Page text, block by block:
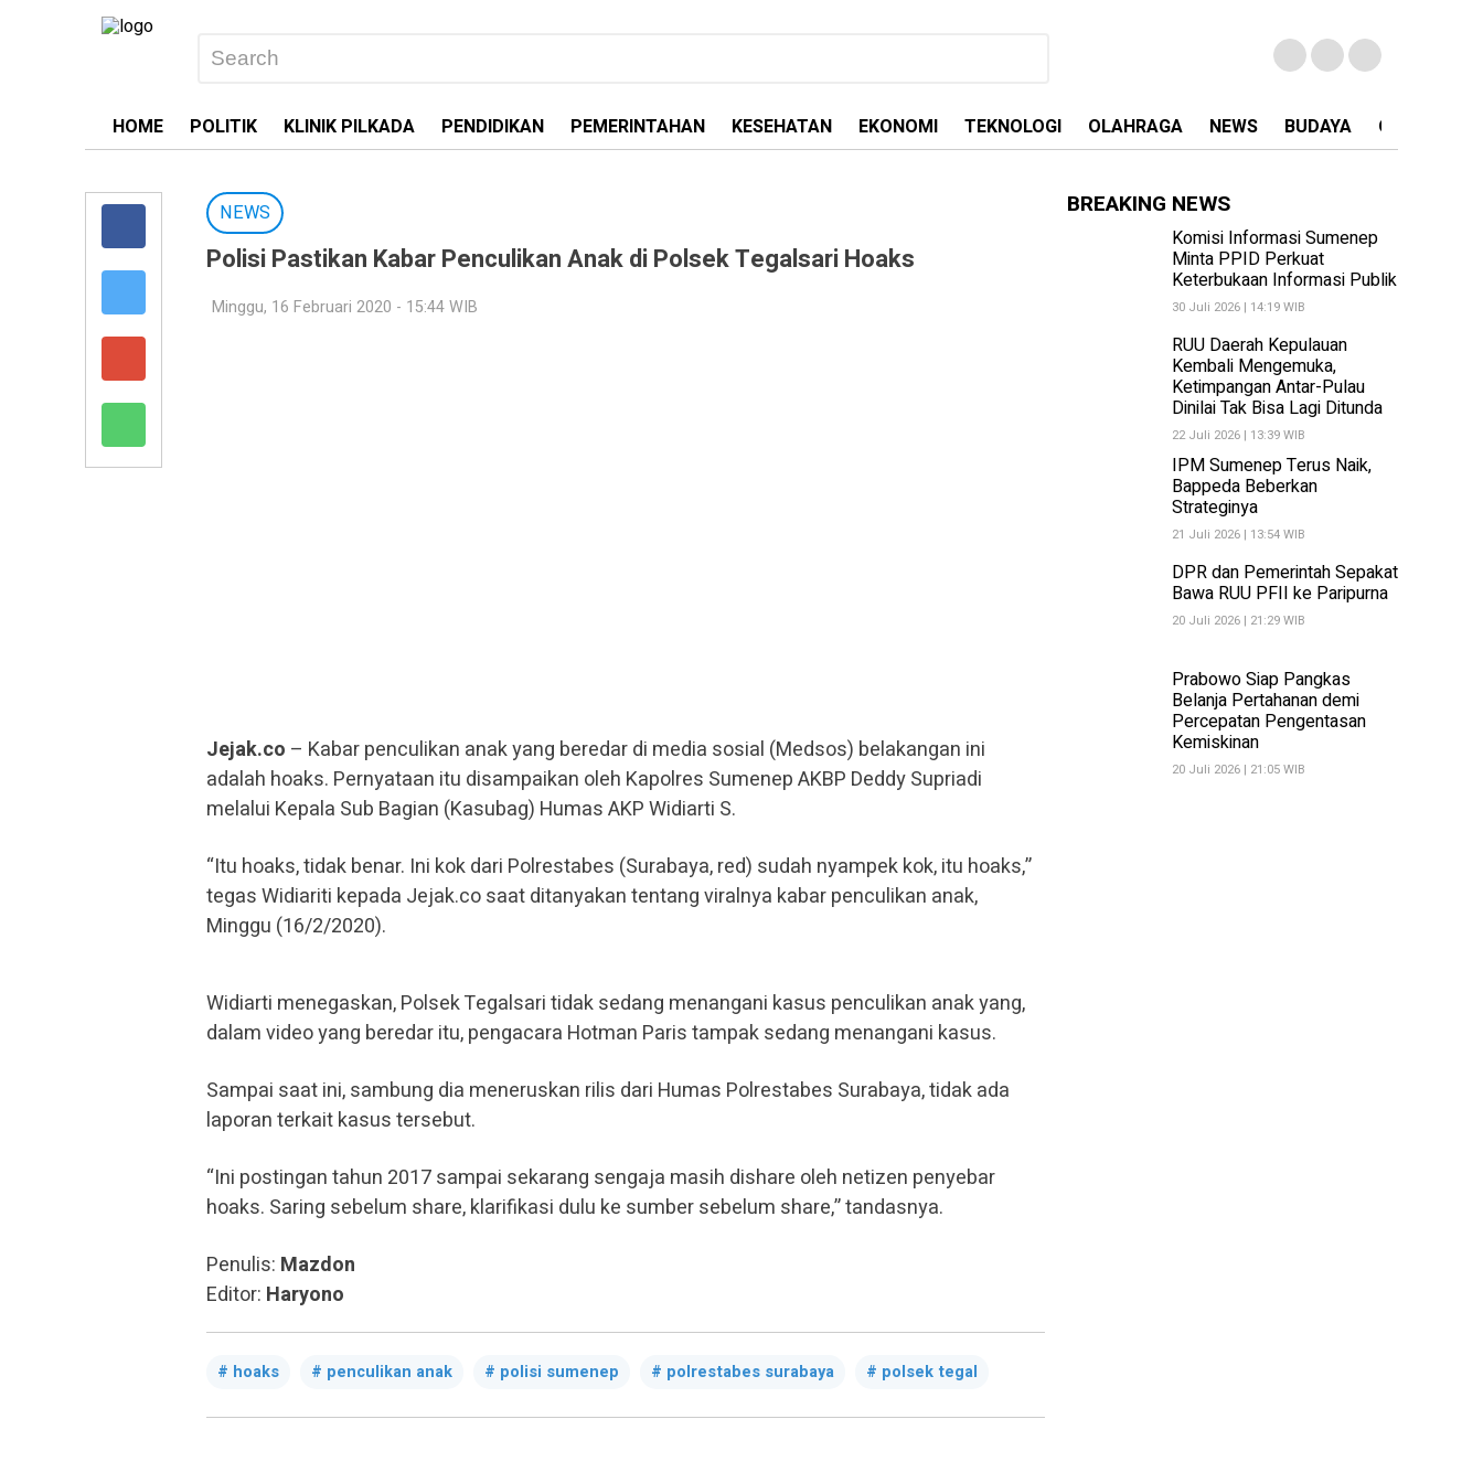
HOME POLITIK KLINIK PILKADA PENDIDIKAN PEMERINTAHAN KESEHATAN EKONOMI TEKNOLOGI OLAHRAGA NEWS BUDAYA OPINI
NEWS
Polisi Pastikan Kabar Penculikan Anak di Polsek Tegalsari Hoaks
Minggu, 16 Februari 2020 - 15:44 WIB
Jejak.co – Kabar penculikan anak yang beredar di media sosial (Medsos) belakangan ini
adalah hoaks. Pernyataan itu disampaikan oleh Kapolres Sumenep AKBP Deddy Supriadi
melalui Kepala Sub Bagian (Kasubag) Humas AKP Widiarti S.
“Itu hoaks, tidak benar. Ini kok dari Polrestabes (Surabaya, red) sudah nyampek kok, itu hoaks,”
tegas Widiariti kepada Jejak.co saat ditanyakan tentang viralnya kabar penculikan anak,
Minggu (16/2/2020).
Widiarti menegaskan, Polsek Tegalsari tidak sedang menangani kasus penculikan anak yang,
dalam video yang beredar itu, pengacara Hotman Paris tampak sedang menangani kasus.
Sampai saat ini, sambung dia meneruskan rilis dari Humas Polrestabes Surabaya, tidak ada
laporan terkait kasus tersebut.
“Ini postingan tahun 2017 sampai sekarang sengaja masih dishare oleh netizen penyebar
hoaks. Saring sebelum share, klarifikasi dulu ke sumber sebelum share,” tandasnya.
Penulis: Mazdon
Editor: Haryono
hoaks penculikan anak polisi sumenep polrestabes surabaya polsek tegal
BREAKING NEWS
Komisi Informasi Sumenep
Minta PPID Perkuat
Keterbukaan Informasi Publik
30 Juli 2026 | 14:19 WIB
RUU Daerah Kepulauan
Kembali Mengemuka,
Ketimpangan Antar-Pulau
Dinilai Tak Bisa Lagi Ditunda
22 Juli 2026 | 13:39 WIB
IPM Sumenep Terus Naik,
Bappeda Beberkan
Strateginya
21 Juli 2026 | 13:54 WIB
DPR dan Pemerintah Sepakat
Bawa RUU PFII ke Paripurna
20 Juli 2026 | 21:29 WIB
Prabowo Siap Pangkas
Belanja Pertahanan demi
Percepatan Pengentasan
Kemiskinan
20 Juli 2026 | 21:05 WIB